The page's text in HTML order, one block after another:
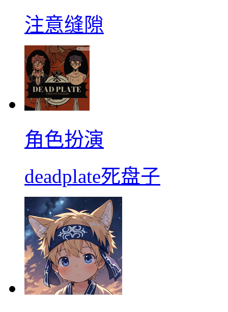
注意缝隙
角色扮演
deadplate死盘子